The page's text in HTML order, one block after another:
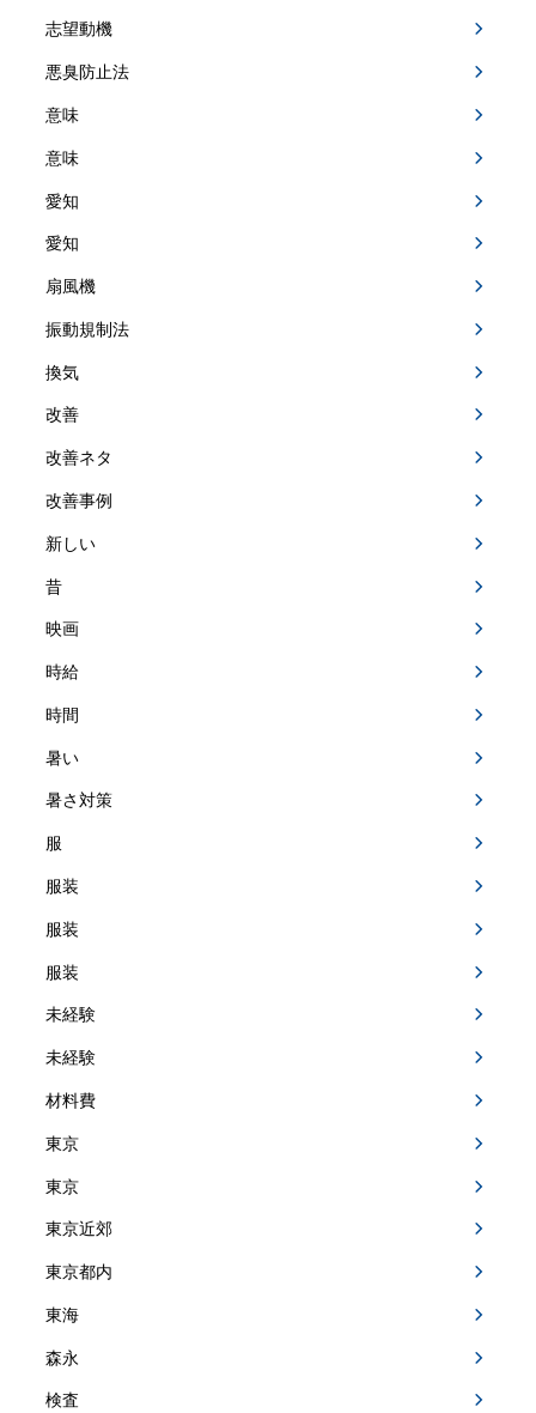
志望動機
悪臭防止法
意味
意味
愛知
愛知
扇風機
振動規制法
換気
改善
改善ネタ
改善事例
新しい
昔
映画
時給
時間
暑い
暑さ対策
服
服装
服装
服装
未経験
未経験
材料費
東京
東京
東京近郊
東京都内
東海
森永
検査